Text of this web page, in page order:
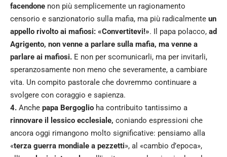
facendone non più semplicemente un ragionamento
censorio e sanzionatorio sulla mafia, ma più radicalmente un
appello rivolto ai mafiosi: «Convertitevi!». Il papa polacco, ad
Agrigento, non venne a parlare sulla mafia, ma venne a
parlare ai mafiosi. E non per scomunicarli, ma per invitarli,
speranzosamente non meno che severamente, a cambiare
vita. Un compito pastorale che dovremmo continuare a
svolgere con coraggio e sapienza.
4. Anche papa Bergoglio ha contribuito tantissimo a
rinnovare il lessico ecclesiale, coniando espressioni che
ancora oggi rimangono molto significative: pensiamo alla
«terza guerra mondiale a pezzetti», al «cambio d’epoca»,